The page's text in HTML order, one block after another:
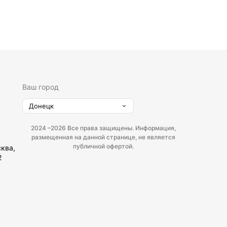
Ваш город
Донецк
2024 –2026 Все права защищены. Информация,
размещенная на данной странице, не является
публичной офертой.